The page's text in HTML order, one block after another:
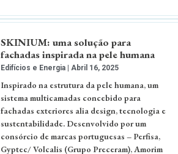
SKINIUM: uma solução para
fachadas inspirada na pele humana
Edifícios e Energia Abril 16, 2025
Inspirado na estrutura da pele humana, um
sistema multicamadas concebido para
fachadas exteriores alia design, tecnologia e
sustentabilidade. Desenvolvido por um
consórcio de marcas portuguesas – Perfisa,
Gyptec/ Volcalis (Grupo Preceram), Amorim